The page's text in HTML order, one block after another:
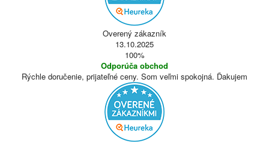
Overený zákazník
13.10.2025
100%
Odporúča obchod
Rýchle doručenie, prijateľné ceny. Som veľmi spokojná. Ďakujem